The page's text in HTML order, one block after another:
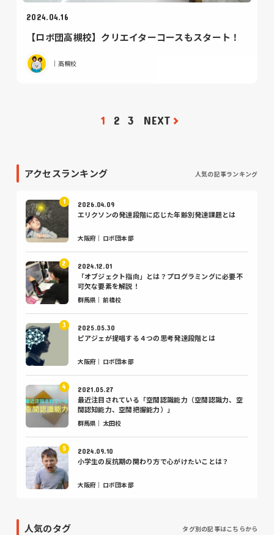
2024.04.16
【ロボ団高槻校】クリエイターコースもスタート！
｜高槻校
1 2 3 NEXT
アクセスランキング 人気の記事ランキング
2026.04.09
エリクソンの発達段階に応じた年齢別発達課題とは
大阪府｜ロボ団本部
2024.12.01
「オブジェクト指向」とは？プログラミングに必要不
可欠な要素を解説！
群馬県｜前橋校
2025.05.30
ピアジェが提唱する４つの思考発達段階とは
大阪府｜ロボ団本部
2021.05.27
最近注目されている「空間認識能力（空間認識力、空
間認知能力、空間把握能力）」
群馬県｜太田校
2024.09.10
小学生の反抗期の関わり方で心がけたいことは？
大阪府｜ロボ団本部
人気のタグ タグ別の記事はこちらから